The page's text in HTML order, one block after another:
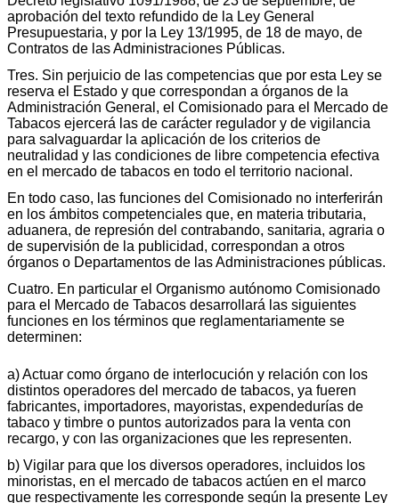
aprobación del texto refundido de la Ley General
Presupuestaria, y por la Ley 13/1995, de 18 de mayo, de
Contratos de las Administraciones Públicas.
Tres. Sin perjuicio de las competencias que por esta Ley se
reserva el Estado y que correspondan a órganos de la
Administración General, el Comisionado para el Mercado de
Tabacos ejercerá las de carácter regulador y de vigilancia
para salvaguardar la aplicación de los criterios de
neutralidad y las condiciones de libre competencia efectiva
en el mercado de tabacos en todo el territorio nacional.
En todo caso, las funciones del Comisionado no interferirán
en los ámbitos competenciales que, en materia tributaria,
aduanera, de represión del contrabando, sanitaria, agraria o
de supervisión de la publicidad, correspondan a otros
órganos o Departamentos de las Administraciones públicas.
Cuatro. En particular el Organismo autónomo Comisionado
para el Mercado de Tabacos desarrollará las siguientes
funciones en los términos que reglamentariamente se
determinen:
a) Actuar como órgano de interlocución y relación con los
distintos operadores del mercado de tabacos, ya fueren
fabricantes, importadores, mayoristas, expendedurías de
tabaco y timbre o puntos autorizados para la venta con
recargo, y con las organizaciones que les representen.
b) Vigilar para que los diversos operadores, incluidos los
minoristas, en el mercado de tabacos actúen en el marco
que respectivamente les corresponde según la presente Ley